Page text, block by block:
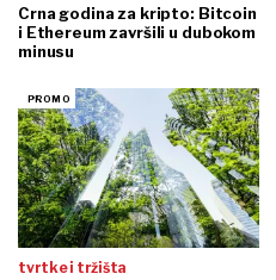
Crna godina za kripto: Bitcoin
i Ethereum završili u dubokom
minusu
tvrtke i tržišta